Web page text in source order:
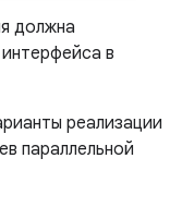
должна
в
реализации
параллельной